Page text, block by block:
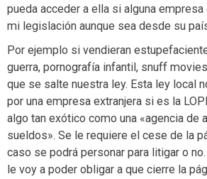
pueda acceder a ella si alguna
mi legislación aunque sea desde su
Por ejemplo si vendieran
guerra, pornografía infantil, snuff
que se salte nuestra ley. Esta ley local
por una empresa extranjera si es la
algo tan exótico como una «agencia de
sueldos». Se le requiere el cese de la
caso se podrá personar para litigar o
le voy a poder obligar a que cierre la